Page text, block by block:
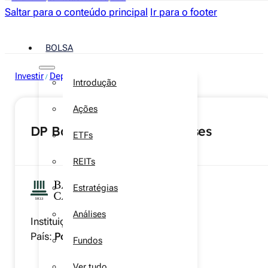
Saltar para o conteúdo principal Ir para o footer
BOLSA
Introdução
Ações
ETFs
REITs
Estratégias
Análises
Fundos
Investir / Depósitos a prazo
DP Banco Carregosa 6 Meses
Instituição:Banco Carregosa
País:Portugal